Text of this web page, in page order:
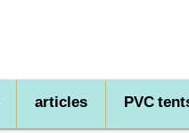
articles PVC